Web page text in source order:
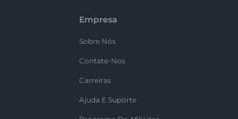
Empresa
Sobre Nós
Contate-Nos
Carreiras
Ajuda E Suporte